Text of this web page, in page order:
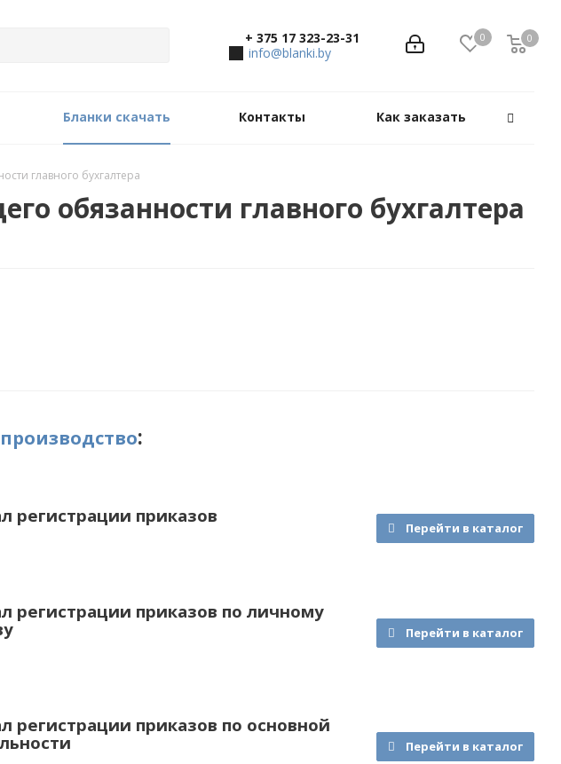
0 0
0
+ 375 17 323-23-31
info@blanki.by
Бланки скачать Контакты Как заказать
главного бухгалтера
обязанности главного бухгалтера
:
регистрации приказов
Перейти в каталог
регистрации приказов по личному
Перейти в каталог
регистрации приказов по основной
Перейти в каталог